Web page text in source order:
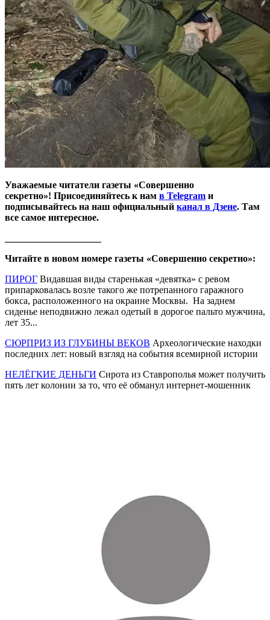
Уважаемые читатели газеты «Совершенно
секретно»! Присоединяйтесь к нам в Telegram и
подписывайтесь на наш официальный канал в Дзене. Там
все самое интересное.
Читайте в новом номере газеты «Совершенно секретно»:
ПИРОГ Видавшая виды старенькая «девятка» с ревом
припарковалась возле такого же потрепанного гаражного
бокса, расположенного на окраине Москвы. На заднем
сиденье неподвижно лежал одетый в дорогое пальто мужчина,
лет 35...
СЮРПРИЗ ИЗ ГЛУБИНЫ ВЕКОВ Археологические находки
последних лет: новый взгляд на события всемирной истории
НЕЛЁГКИЕ ДЕНЬГИ Сирота из Ставрополья может получить
пять лет колонии за то, что её обманул интернет-мошенник